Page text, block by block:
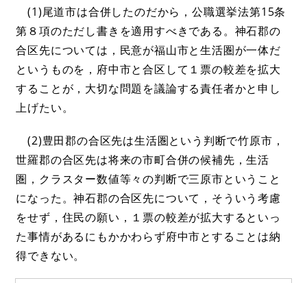
(1)尾道市は合併したのだから，公職選挙法第15条
第８項のただし書きを適用すべきである。神石郡の
合区先については，民意が福山市と生活圏が一体だ
というものを，府中市と合区して１票の較差を拡大
することが，大切な問題を議論する責任者かと申し
上げたい。
(2)豊田郡の合区先は生活圏という判断で竹原市，
世羅郡の合区先は将来の市町合併の候補先，生活
圏，クラスター数値等々の判断で三原市ということ
になった。神石郡の合区先について，そういう考慮
をせず，住民の願い，１票の較差が拡大するといっ
た事情があるにもかかわらず府中市とすることは納
得できない。